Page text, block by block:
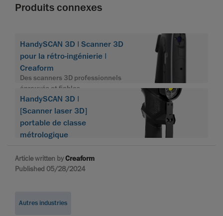
Produits connexes
HandySCAN 3D | Scanner 3D
pour la rétro-ingénierie |
Creaform
Des scanners 3D professionnels
éprouvés et fiables
HandySCAN 3D |
[Scanner laser 3D]
portable de classe
métrologique
Article written byCreaform
Published 05/28/2024
Autres industries